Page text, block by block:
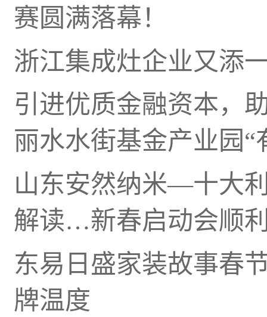
赛圆满落幕！
浙江集成灶企业又添
引进优质金融资本，
丽水水街基金产业园
山东安然纳米—十大
解读…新春启动会顺
东易日盛家装故事春
牌温度